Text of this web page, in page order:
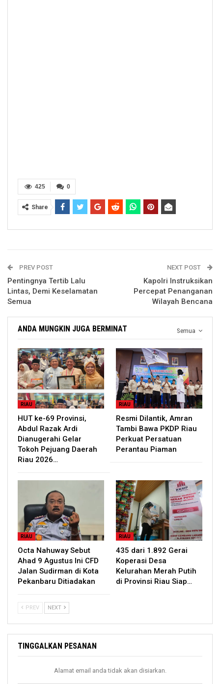
0
425
Share
PREV POST
Pentingnya Tertib Lalu
Lintas, Demi Keselamatan
Semua
NEXT POST
Kapolri Instruksikan
Percepat Penanganan
Wilayah Bencana
Semua
ANDA MUNGKIN JUGA BERMINAT
RIAU
HUT ke-69 Provinsi,
Abdul Razak Ardi
Dianugerahi Gelar
Tokoh Pejuang Daerah
Riau 2026…
RIAU
Resmi Dilantik, Amran
Tambi Bawa PKDP Riau
Perkuat Persatuan
Perantau Piaman
RIAU
Octa Nahuway Sebut
Ahad 9 Agustus Ini CFD
Jalan Sudirman di Kota
Pekanbaru Ditiadakan
RIAU
435 dari 1.892 Gerai
Koperasi Desa
Kelurahan Merah Putih
di Provinsi Riau Siap…
PREV NEXT
TINGGALKAN PESANAN
Alamat email anda tidak akan disiarkan.